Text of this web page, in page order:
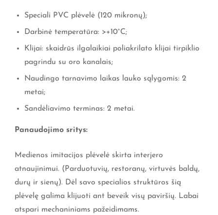
Speciali PVC plėvelė (120 mikronų);
Darbinė temperatūra: >+10°C;
Klijai: skaidrūs ilgalaikiai poliakrilato klijai tirpiklio
pagrindu su oro kanalais;
Naudingo tarnavimo laikas lauko sąlygomis: 2
metai;
Sandėliavimo terminas: 2 metai.
Panaudojimo sritys:
Medienos imitacijos plėvelė skirta interjero
atnaujinimui. (Parduotuvių, restoranų, virtuvės baldų,
durų ir sienų). Dėl savo specialios struktūros šią
plėvelę galima klijuoti ant beveik visų paviršių. Labai
atspari mechaniniams pažeidimams.